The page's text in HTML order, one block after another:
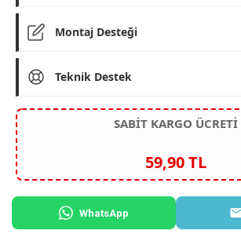
Montaj Desteği
Teknik Destek
SABİT KARGO ÜCRETİ
59,90 TL
WhatsApp